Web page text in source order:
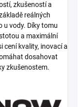
zkušeností a
reálných
u vody. Díky tomu
a maximální
cení kvality, inovací a
dosahovat
zkušenostem.